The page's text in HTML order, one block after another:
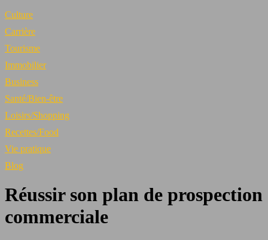
Culture
Carrière
Tourisme
Immobilier
Business
Santé/Bien-être
Loisirs/Shopping
Recettes/Food
Vie pratique
Blog
Réussir son plan de prospection
commerciale